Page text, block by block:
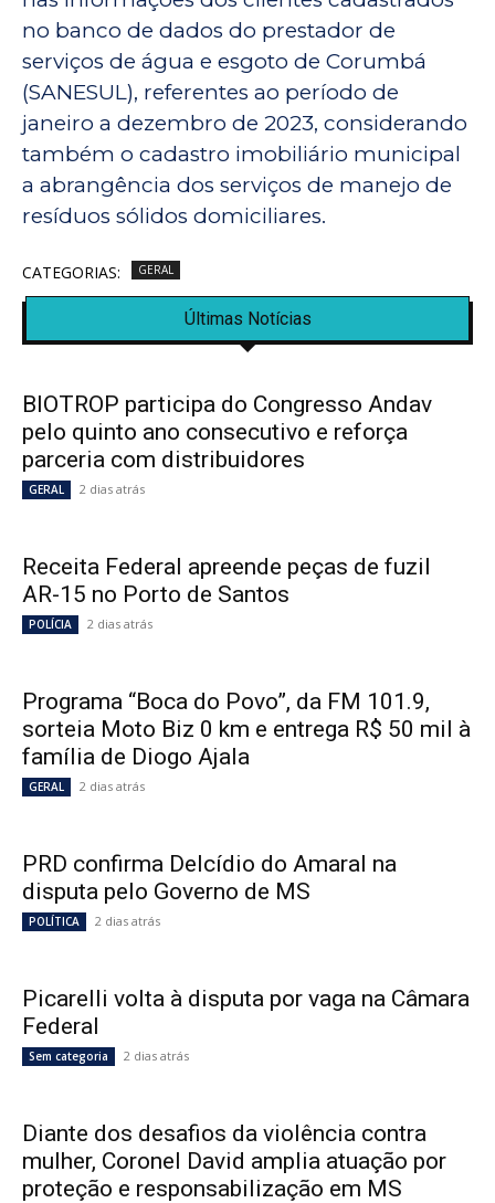
no banco de dados do prestador de
serviços de água e esgoto de Corumbá
(SANESUL), referentes ao período de
janeiro a dezembro de 2023, considerando
também o cadastro imobiliário municipal
a abrangência dos serviços de manejo de
resíduos sólidos domiciliares.
CATEGORIAS: GERAL
Últimas Notícias
BIOTROP participa do Congresso Andav
pelo quinto ano consecutivo e reforça
parceria com distribuidores
GERAL 2 dias atrás
Receita Federal apreende peças de fuzil
AR-15 no Porto de Santos
POLÍCIA 2 dias atrás
Programa “Boca do Povo”, da FM 101.9,
sorteia Moto Biz 0 km e entrega R$ 50 mil à
família de Diogo Ajala
GERAL 2 dias atrás
PRD confirma Delcídio do Amaral na
disputa pelo Governo de MS
POLÍTICA 2 dias atrás
Picarelli volta à disputa por vaga na Câmara
Federal
Sem categoria 2 dias atrás
Diante dos desafios da violência contra
mulher, Coronel David amplia atuação por
proteção e responsabilização em MS